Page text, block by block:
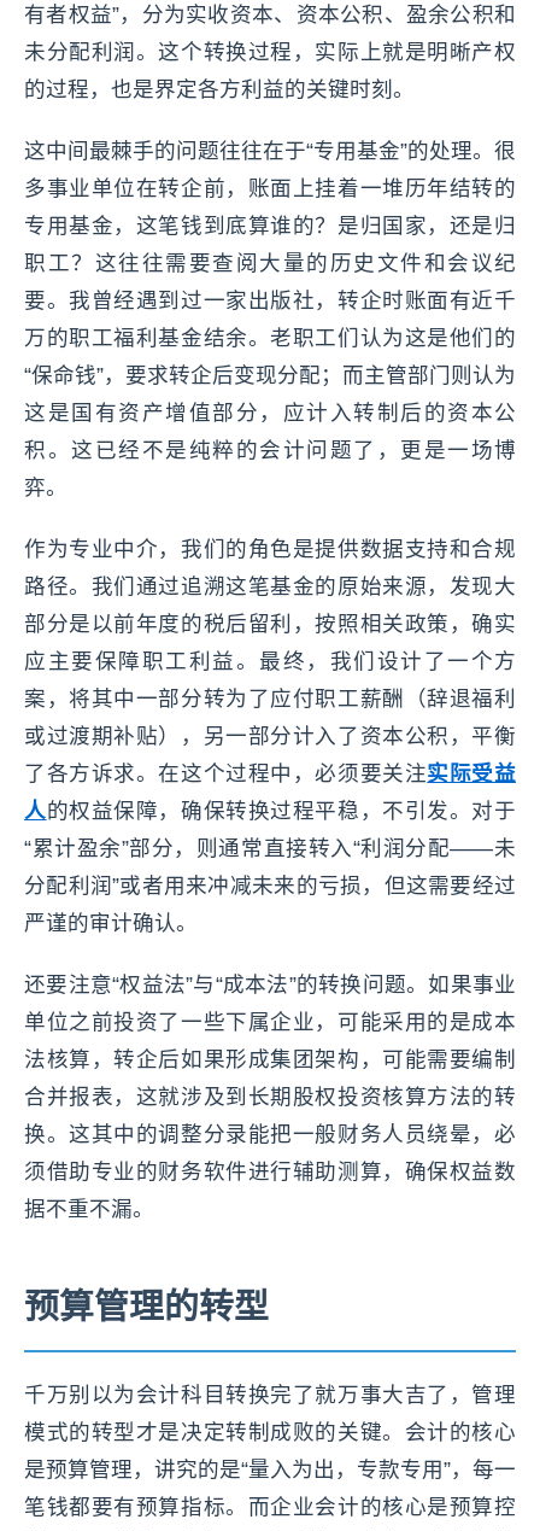
有者权益”，分为实收资本、资本公积、盈余公积和
未分配利润。这个转换过程，实际上就是明晰产权
的过程，也是界定各方利益的关键时刻。
这中间最棘手的问题往往在于“专用基金”的处理。很
多事业单位在转企前，账面上挂着一堆历年结转的
专用基金，这笔钱到底算谁的？是归国家，还是归
职工？这往往需要查阅大量的历史文件和会议纪
要。我曾经遇到过一家出版社，转企时账面有近千
万的职工福利基金结余。老职工们认为这是他们的
“保命钱”，要求转企后变现分配；而主管部门则认为
这是国有资产增值部分，应计入转制后的资本公
积。这已经不是纯粹的会计问题了，更是一场博
弈。
作为专业中介，我们的角色是提供数据支持和合规
路径。我们通过追溯这笔基金的原始来源，发现大
部分是以前年度的税后留利，按照相关政策，确实
应主要保障职工利益。最终，我们设计了一个方
案，将其中一部分转为了应付职工薪酬（辞退福利
或过渡期补贴），另一部分计入了资本公积，平衡
了各方诉求。在这个过程中，必须要关注实际受益
人的权益保障，确保转换过程平稳，不引发。对于
“累计盈余”部分，则通常直接转入“利润分配——未
分配利润”或者用来冲减未来的亏损，但这需要经过
严谨的审计确认。
还要注意“权益法”与“成本法”的转换问题。如果事业
单位之前投资了一些下属企业，可能采用的是成本
法核算，转企后如果形成集团架构，可能需要编制
合并报表，这就涉及到长期股权投资核算方法的转
换。这其中的调整分录能把一般财务人员绕晕，必
须借助专业的财务软件进行辅助测算，确保权益数
据不重不漏。
预算管理的转型
千万别以为会计科目转换完了就万事大吉了，管理
模式的转型才是决定转制成败的关键。会计的核心
是预算管理，讲究的是“量入为出，专款专用”，每一
笔钱都要有预算指标。而企业会计的核心是预算控